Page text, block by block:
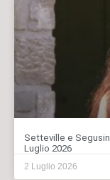
Setteville e
Luglio 2026
2 Luglio 2026